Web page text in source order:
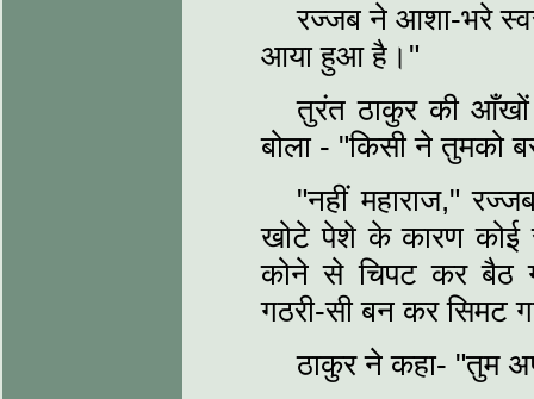
रज्जब ने आशा-भरे
आया हुआ है।"
तुरंत ठाकुर की आँखों
बोला - "किसी ने तुमको
"नहीं महाराज,"
खोटे पेशे के कारण कोई
कोने से चिपट कर बैठ
गठरी-सी बन कर सिमट
ठाकुर ने कहा- "तुम